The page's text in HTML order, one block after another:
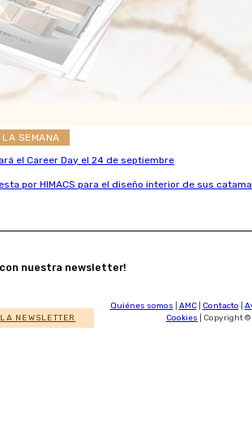
LA SEMANA
el Career Day el 24 de septiembre
por HIMACS para el diseño interior de sus
nuestra newsletter!
NEWSLETTER
Quiénes somos AMC| Contacto
Cookies | Copyright